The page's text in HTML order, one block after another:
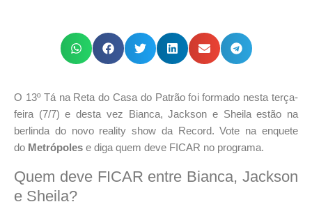
O 13º Tá na Reta do Casa do Patrão foi formado nesta terça-
feira (7/7) e desta vez Bianca, Jackson e Sheila estão na
berlinda donovo reality show da Record. Vote na enquete
do Metrópoles e diga quem deve FICAR no programa.
Quem deve FICAR entre Bianca, Jackson
e Sheila?